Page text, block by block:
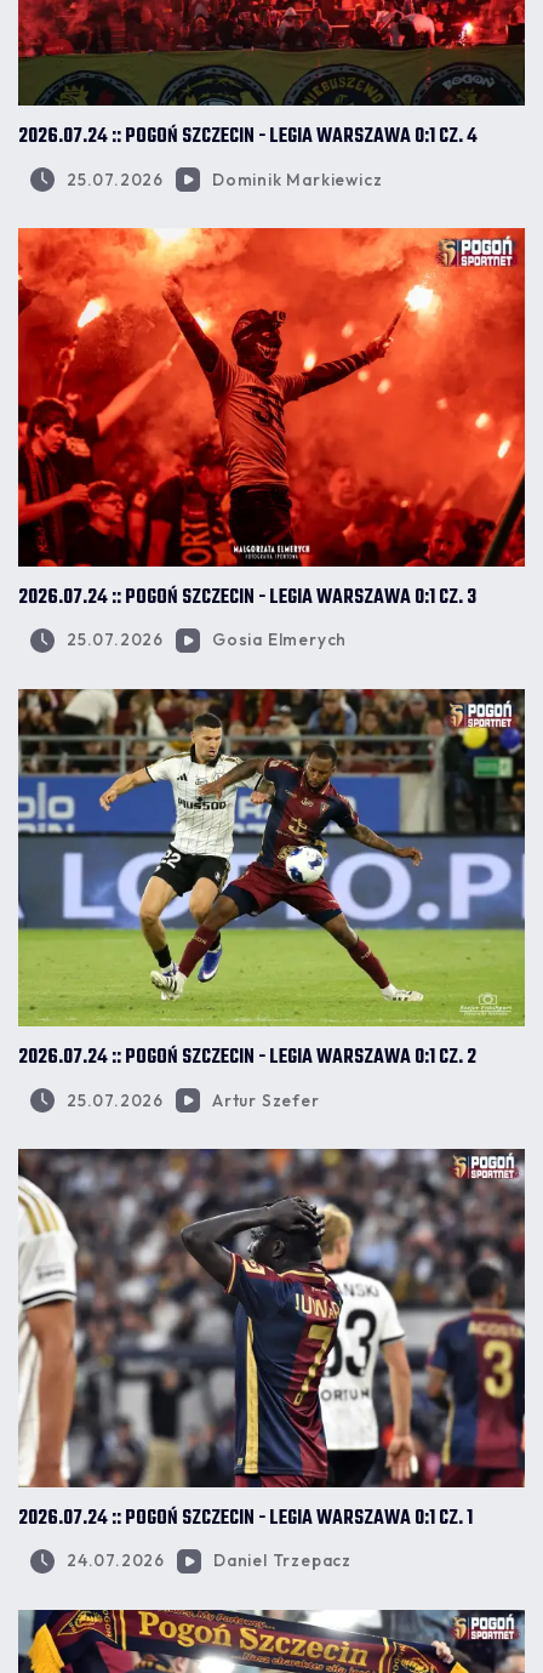
2026.07.24 :: POGOŃ SZCZECIN - LEGIA WARSZAWA 0:1 CZ. 4
25.07.2026 Dominik Markiewicz
2026.07.24 :: POGOŃ SZCZECIN - LEGIA WARSZAWA 0:1 CZ. 3
25.07.2026 Gosia Elmerych
2026.07.24 :: POGOŃ SZCZECIN - LEGIA WARSZAWA 0:1 CZ. 2
25.07.2026 Artur Szefer
2026.07.24 :: POGOŃ SZCZECIN - LEGIA WARSZAWA 0:1 CZ. 1
24.07.2026 Daniel Trzepacz